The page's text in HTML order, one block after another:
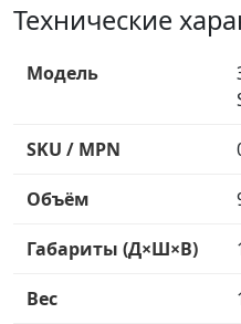
Технические
Модель
SKU / MPN
Объём
Габариты (Д×Ш×В)
Вес